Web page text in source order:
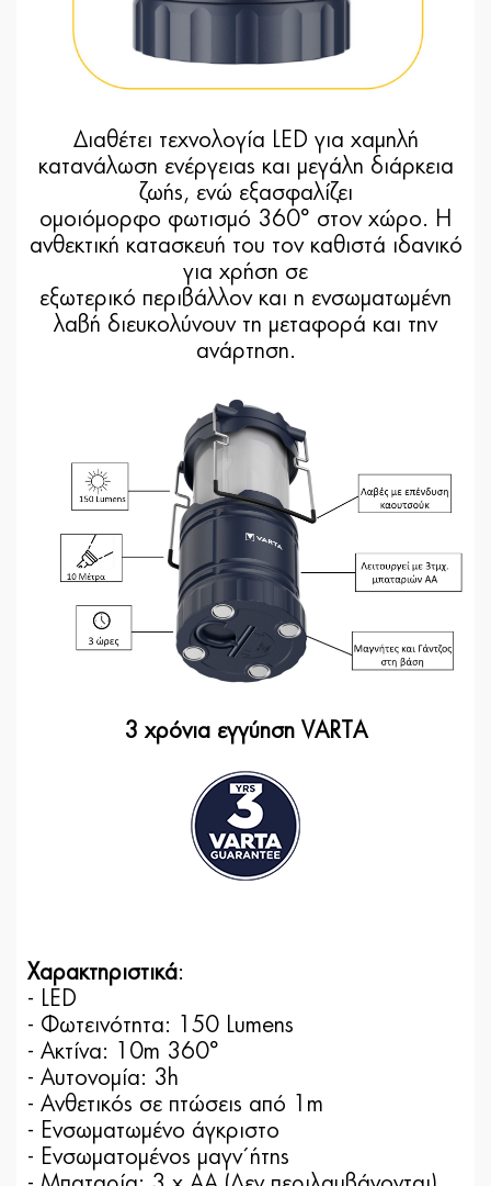
Διαθέτει τεχνολογία LED για χαμηλή
κατανάλωση ενέργειας και μεγάλη διάρκεια
ζωής, ενώ εξασφαλίζει
ομοιόμορφο φωτισμό 360° στον χώρο. Η
ανθεκτική κατασκευή του τον καθιστά ιδανικό
για χρήση σε
εξωτερικό περιβάλλον και η ενσωματωμένη
λαβή διευκολύνουν τη μεταφορά και την
ανάρτηση.
3 χρόνια εγγύηση VARTA
Χαρακτηριστικά:
- LED
- Φωτεινότητα: 150 Lumens
- Ακτίνα: 10m 360°
- Αυτονομία: 3h
- Ανθετικός σε πτώσεις από 1m
- Ενσωματωμένο άγκριστο
- Ενσωματομένος μαγν΄ήτης